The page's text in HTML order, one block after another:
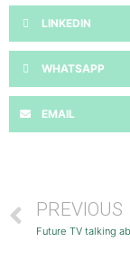
LINKEDIN
WHATSAPP
EMAIL
PREVIOUS